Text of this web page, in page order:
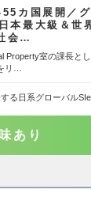
カ国展開／
本最大級＆世
会…
Property室の課長と
リ…
る日系グローバル
あり